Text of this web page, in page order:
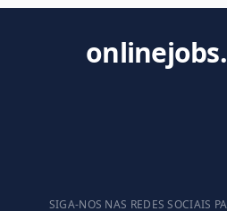
SIGA-NOS NAS REDES SOCIAIS